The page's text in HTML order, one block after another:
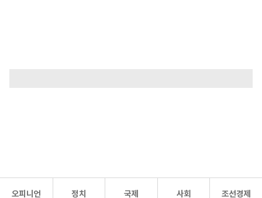
오피니언 정치 국제 사회 조선경제